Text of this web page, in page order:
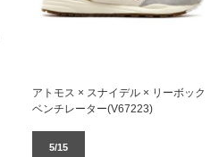
アトモス × スナイデル × リーボック
ベンチレーター(V67223)
5/15